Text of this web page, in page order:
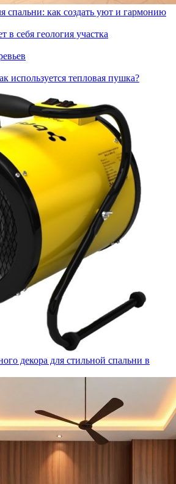
спальни: как создать уют и гармонию
в себя геология участка
используется тепловая пушка?
декора для стильной спальни в